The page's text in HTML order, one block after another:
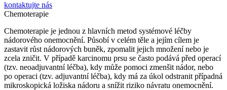
kontaktujte nás
Chemoterapie
Chemoterapie je jednou z hlavních metod systémové léčby
nádorového onemocnění. Působí v celém těle a jejím cílem je
zastavit růst nádorových buněk, zpomalit jejich množení nebo je
zcela zničit. V případě karcinomu prsu se často podává před operací
(tzv. neoadjuvantní léčba), kdy může pomoci zmenšit nádor, nebo
po operaci (tzv. adjuvantní léčba), kdy má za úkol odstranit případná
mikroskopická ložiska nádoru a snížit riziko návratu onemocnění.